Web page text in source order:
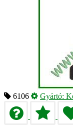
6106 Gyártó: